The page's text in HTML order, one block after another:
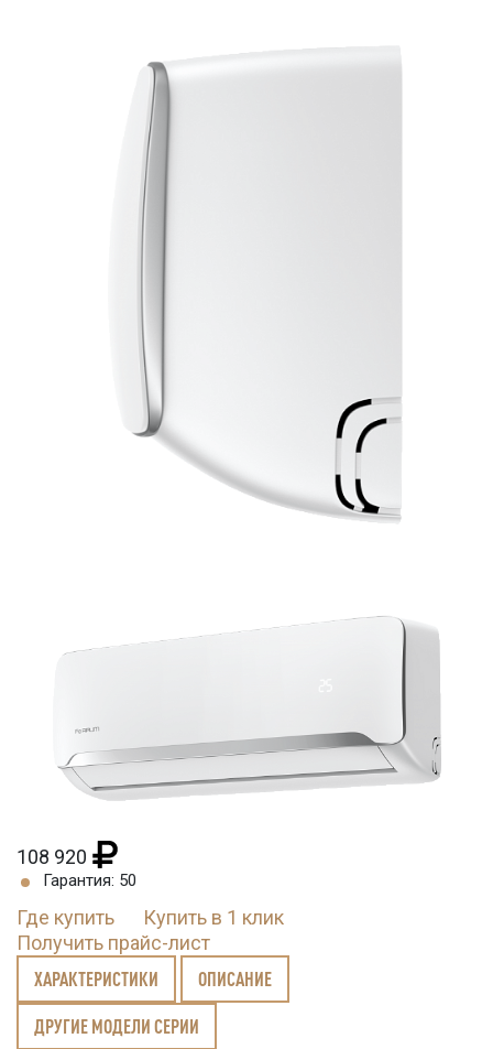
108 920
Гарантия: 50
Где купить
Купить в 1 клик
Получить прайс-лист
ХАРАКТЕРИСТИКИ ОПИСАНИЕ
ДРУГИЕ МОДЕЛИ СЕРИИ